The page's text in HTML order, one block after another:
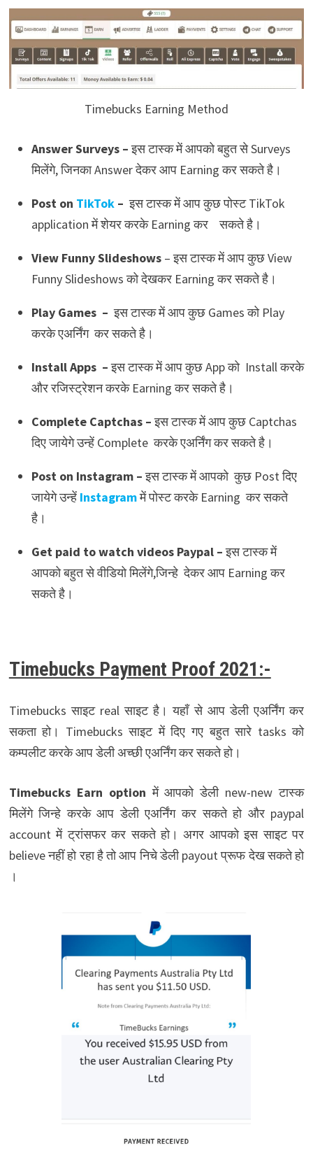
Timebucks Earning Method
Answer Surveys –इस टास्क में आपको बहुत से Surveys
मिलेंगे, जिनका Answer देकर आप Earningकर सकते है।
Post on TikTok – इस टास्क में आप कुछ पोस्ट TikTok
application में शेयर करके Earningकर सकते है।
View Funny Slideshows – इस टास्क में आप कुछ View
Funny Slideshows को देखकर Earningकर सकते है।
Play Games – इस टास्क में आप कुछ Games को Play
करके एअर्निंग कर सकते है।
Install Apps –इस टास्क में आप कुछ App को Install करके
और रजिस्ट्रेशन करके Earning कर सकते है।
Complete Captchas –इस टास्क में आप कुछ Captchas
दिए जायेगे उन्हें Complete करके एअर्निंग कर सकते है।
Post on Instagram –इस टास्क में आपको कुछ Post दिए
जायेगे उन्हें Instagramमें पोस्ट करके Earning कर सकते
है।
Get paid to watch videos Paypal –इस टास्क में
आपको बहुत से वीडियो मिलेंगे,जिन्हे देकर आप Earning कर
सकते है।
Timebucks Payment Proof 2021:-
Timebucks साइट real साइट है। यहाँ से आप डेली एअर्निंग कर
सकता हो। Timebucks साइट में दिए गए बहुत सारे tasks को
कम्पलीट करके आप डेली अच्छी एअर्निंग कर सकते हो।
Timebucks Earn option में आपको डेली new-new टास्क
मिलेंगे जिन्हे करके आप डेली एअर्निंग कर सकते हो और paypal
account में ट्रांसफर कर सकते हो। अगर आपको इस साइट पर
believe नहीं हो रहा है तो आप निचे डेली payout प्रूफ देख सकते हो
।